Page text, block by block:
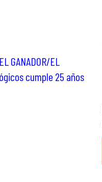
GANADOR/EL
cumple 25 años